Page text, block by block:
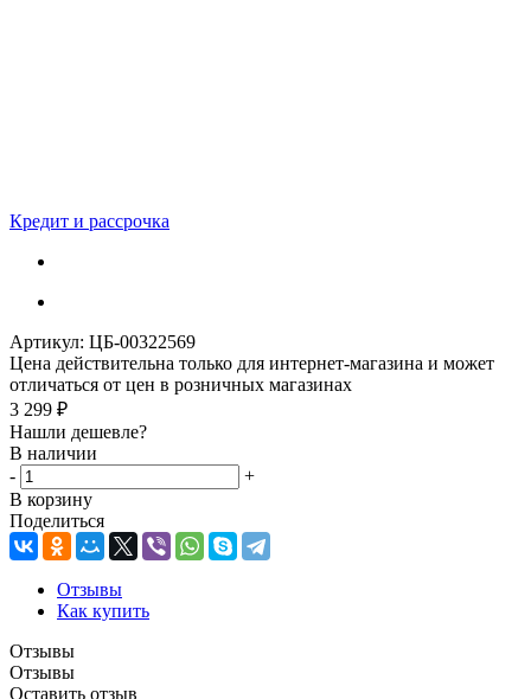
Кредит и рассрочка
Артикул: ЦБ-00322569
Цена действительна только для интернет-магазина и может
отличаться от цен в розничных магазинах
3 299 ₽
Нашли дешевле?
В наличии
-
+
В корзину
Поделиться
Отзывы
Как купить
Отзывы
Отзывы
Оставить отзыв